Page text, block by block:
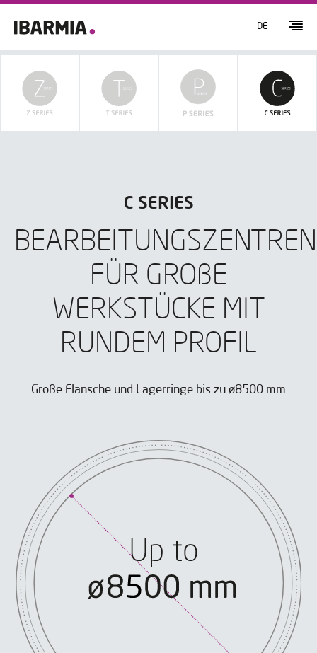
DE
C SERIES
BEARBEITUNGSZENTREN
FÜR GROßE
WERKSTÜCKE MIT
RUNDEM PROFIL
Große Flansche und Lagerringe bis zu ø8500 mm